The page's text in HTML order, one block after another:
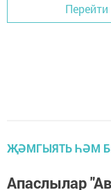
ҖӘМГЫЯТЬ ҺӘМ
Апаслылар